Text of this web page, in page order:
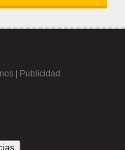
| Publicidad